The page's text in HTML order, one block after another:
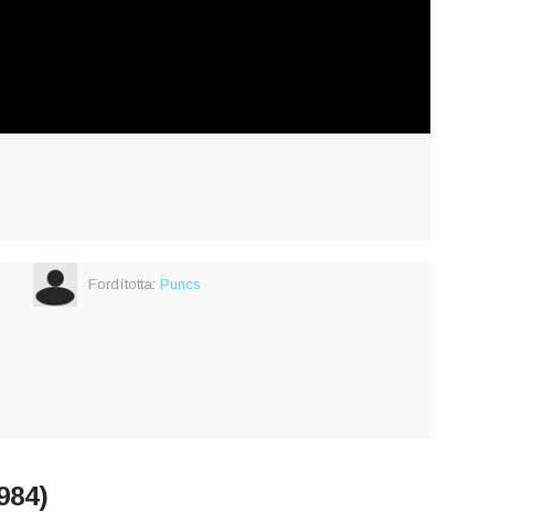
Fordította: Puncs